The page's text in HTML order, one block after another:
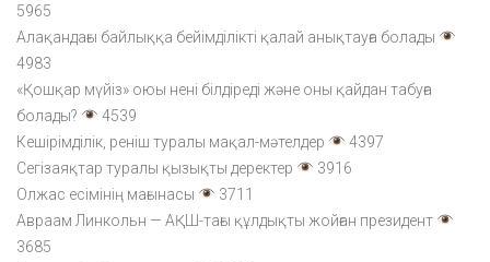
5965
Алақандағы байлыққа бейімділікті қалай анықтауға болады
4983
«Қошқар мүйіз» оюы нені білдіреді және оны қайдан табуға
болады?
4539
Кешірімділік, реніш туралы мақал-мәтелдер
4397
Сегізаяқтар туралы қызықты деректер
3916
Олжас есімінің мағынасы
3711
Авраам Линкольн — АҚШ-тағы құлдықты жойған президент
3685